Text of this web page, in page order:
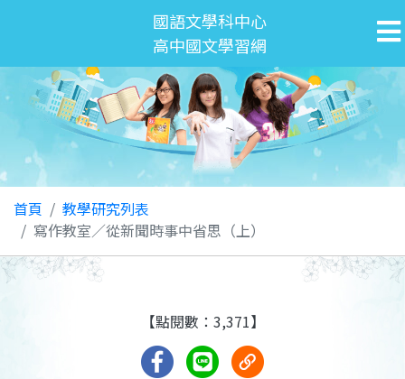
國語文學科中心
高中國文學習網
首頁
教學研究列表
寫作教室／從新聞時事中省思（上）
【點閱數：3,371】